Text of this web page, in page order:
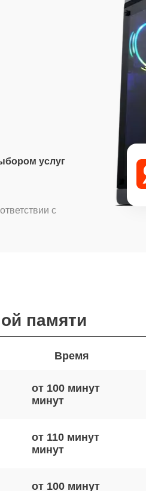
услуг
с
памяти
Время
от 100 минут
от 110 минут
от 100 минут